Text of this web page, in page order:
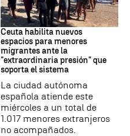
Crisis migratoria
Ceuta habilita nuevos
espacios para menores
migrantes ante la
"extraordinaria presión" que
soporta el sistema
La ciudad autónoma
española atiende este
miércoles a un total de
1.017 menores extranjeros
no acompañados.